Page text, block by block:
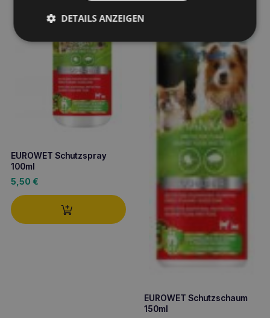
EUROWET Schutzspray
100ml
5,50 €
EUROWET Schutzschaum
150ml
DETAILS ANZEIGEN